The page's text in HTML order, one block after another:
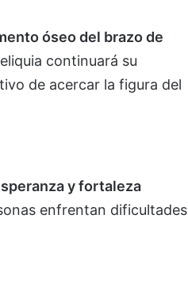
óseo del brazo de
continuará su
de acercar la figura del
y fortaleza
enfrentan dificultades